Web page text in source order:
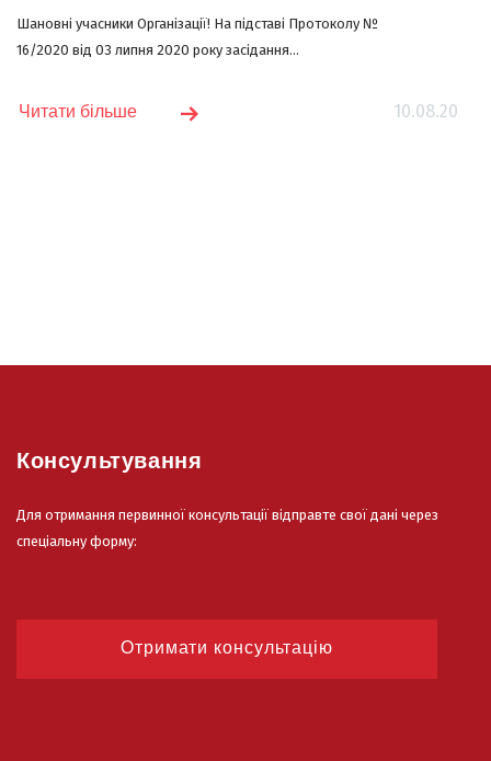
Шановні учасники Організації! На підставі Протоколу №
16/2020 від 03 липня 2020 року засідання...
10.08.20
Читати більше
Консультування
Для отримання первинної консультації відправте свої дані через
спеціальну форму:
Отримати консультацію